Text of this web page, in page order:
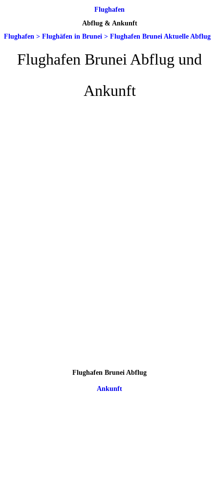
Flughafen
Abflug & Ankunft
Flughafen > Flughäfen in Brunei > Flughafen Brunei Aktuelle Abflug
Flughafen Brunei Abflug und
Ankunft
Flughafen Brunei Abflug
Ankunft